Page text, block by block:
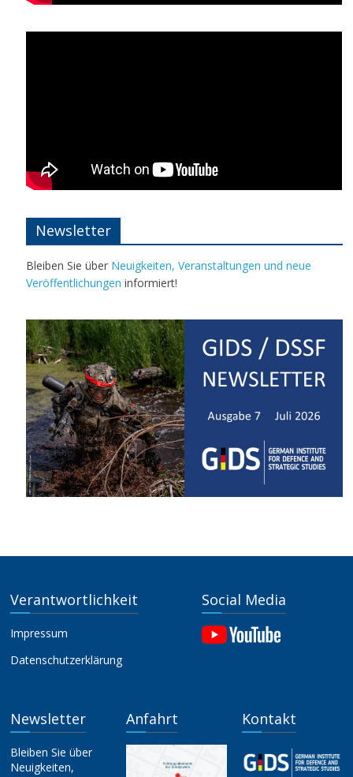
Newsletter
Bleiben Sie über Neuigkeiten, Veranstaltungen und neue
Veröffentlichungen informiert!
Verantwortlichkeit
Impressum
Datenschutzerklärung
Social Media
Newsletter
Bleiben Sie über
Neuigkeiten,
Anfahrt Kontakt